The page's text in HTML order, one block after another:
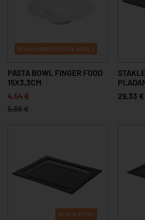
SERIJA FINGER FOOD & BOWLS
PASTA BOWL FINGER FOOD
15X3,3CM
4,54 €
5,68 €
29,33 €
SERIJA VETRO